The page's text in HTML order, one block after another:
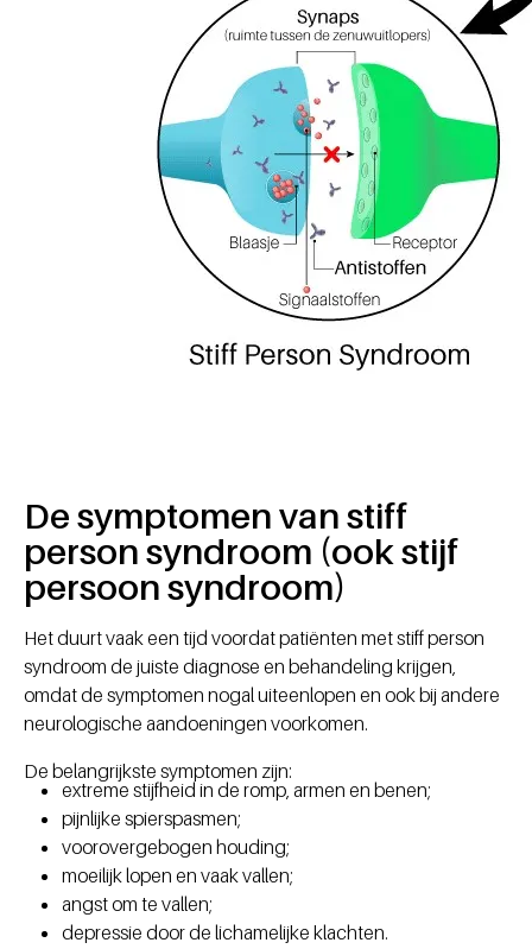
De symptomen van stiff
person syndroom (ook stijf
persoon syndroom)
Het duurt vaak een tijd voordat patiënten met stiff person
syndroom de juiste diagnose en behandeling krijgen,
omdat de symptomen nogal uiteenlopen en ook bij andere
neurologische aandoeningen voorkomen.
De belangrijkste symptomen zijn:
extreme stijfheid in de romp, armen en benen;
pijnlijke spierspasmen;
voorovergebogen houding;
moeilijk lopen en vaak vallen;
angst om te vallen;
depressie door de lichamelijke klachten.